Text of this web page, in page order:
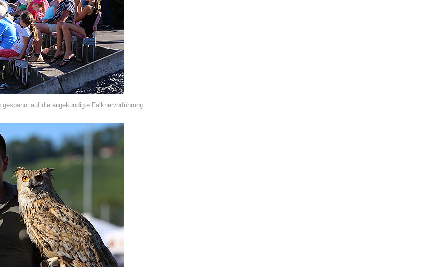
auf die angekündigte Falknervorführung.